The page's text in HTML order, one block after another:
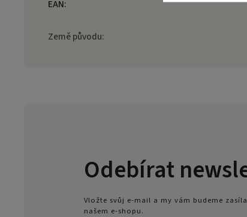
EAN:
Země původu:
Odebírat
Vložte svůj e-mail a my vám budeme
našem e-shopu.